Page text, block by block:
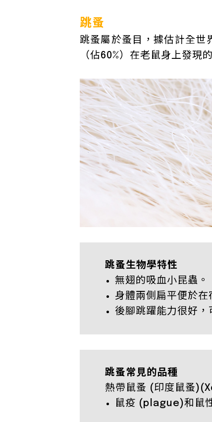
跳蚤
跳蚤屬於蚤目，據估計全世
（佔60%）在老鼠身上發現的
跳蚤生物學特性
無翅的吸血小昆蟲。
身體兩側扁平便於在
後腳跳躍能力很好，
跳蚤常見的品種
熱帶鼠蚤 (印度鼠蚤
鼠疫 (plague)和鼠